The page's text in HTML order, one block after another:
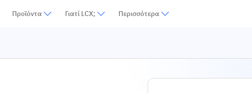
Προϊόντα Γιατί LCX; Περισσότερα